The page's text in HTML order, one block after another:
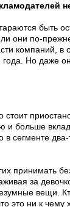
быть
они по-
компаний, в
Но даже
и больше
сегменте два-
принимать
за
вещи.
это ни к чему